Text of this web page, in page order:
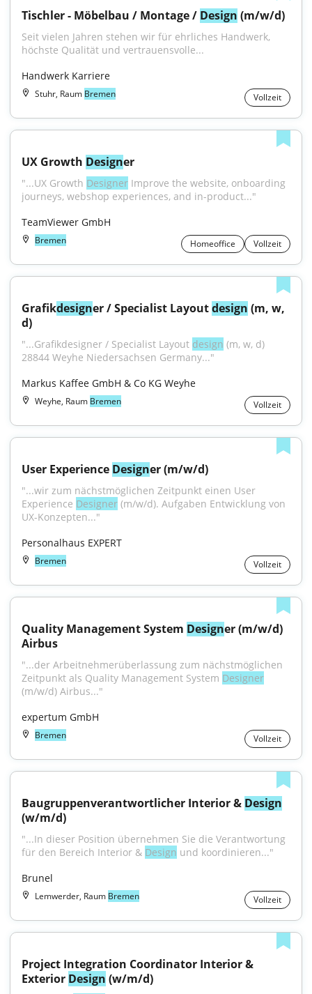
Tischler - Möbelbau / Montage / Design (m/w/d)
Seit vielen Jahren stehen wir für ehrliches Handwerk,
höchste Qualität und vertrauensvolle...
Handwerk Karriere
Stuhr, Raum Bremen Vollzeit
UX Growth Designer
"...UX Growth Designer Improve the website, onboarding
journeys, webshop experiences, and in-product..."
TeamViewer GmbH
Bremen Homeoffice Vollzeit
Grafikdesigner / Specialist Layout design (m, w,
d)
"...Grafikdesigner / Specialist Layout design (m, w, d)
28844 Weyhe Niedersachsen Germany..."
Markus Kaffee GmbH & Co KG Weyhe
Weyhe, Raum Bremen Vollzeit
User Experience Designer (m/w/d)
"...wir zum nächstmöglichen Zeitpunkt einen User
Experience Designer (m/w/d). Aufgaben Entwicklung von
UX-Konzepten..."
Personalhaus EXPERT
Bremen Vollzeit
Quality Management System Designer (m/w/d)
Airbus
"...der Arbeitnehmerüberlassung zum nächstmöglichen
Zeitpunkt als Quality Management System Designer
(m/w/d) Airbus..."
expertum GmbH
Bremen Vollzeit
Baugruppenverantwortlicher Interior & Design
(w/m/d)
"...In dieser Position übernehmen Sie die Verantwortung
für den Bereich Interior & Design und koordinieren..."
Brunel
Lemwerder, Raum Bremen Vollzeit
Project Integration Coordinator Interior &
Exterior Design (w/m/d)